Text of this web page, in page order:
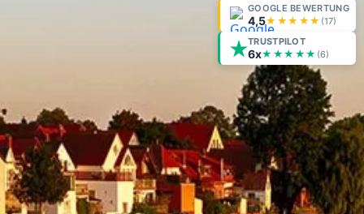
GOOGLE BEWERTUNG
4,5★★★★★ (17)
TRUSTPILOT
6x★★★★★ (6)